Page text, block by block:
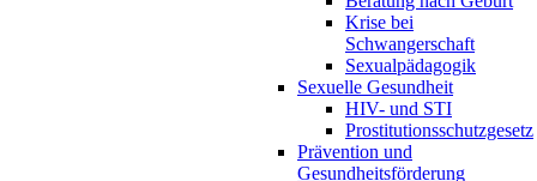
Krise bei
Schwangerschaft
Sexualpädagogik
Sexuelle Gesundheit
HIV- und STI
Prostitutionsschutzgesetz
Prävention und
Gesundheitsförderung